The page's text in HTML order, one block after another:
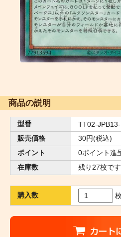
商品の説明
型番
TT02-
販売価格
30円(税込)
ポイント
0ポイント進
在庫数
残り27枚です
購入数 枚